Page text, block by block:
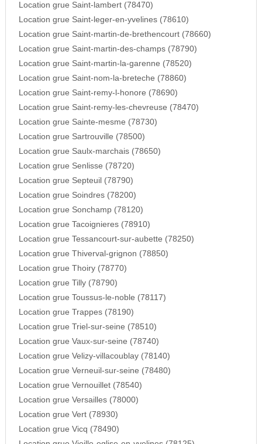
Location grue Saint-lambert (78470)
Location grue Saint-leger-en-yvelines (78610)
Location grue Saint-martin-de-brethencourt (78660)
Location grue Saint-martin-des-champs (78790)
Location grue Saint-martin-la-garenne (78520)
Location grue Saint-nom-la-breteche (78860)
Location grue Saint-remy-l-honore (78690)
Location grue Saint-remy-les-chevreuse (78470)
Location grue Sainte-mesme (78730)
Location grue Sartrouville (78500)
Location grue Saulx-marchais (78650)
Location grue Senlisse (78720)
Location grue Septeuil (78790)
Location grue Soindres (78200)
Location grue Sonchamp (78120)
Location grue Tacoignieres (78910)
Location grue Tessancourt-sur-aubette (78250)
Location grue Thiverval-grignon (78850)
Location grue Thoiry (78770)
Location grue Tilly (78790)
Location grue Toussus-le-noble (78117)
Location grue Trappes (78190)
Location grue Triel-sur-seine (78510)
Location grue Vaux-sur-seine (78740)
Location grue Velizy-villacoublay (78140)
Location grue Verneuil-sur-seine (78480)
Location grue Vernouillet (78540)
Location grue Versailles (78000)
Location grue Vert (78930)
Location grue Vicq (78490)